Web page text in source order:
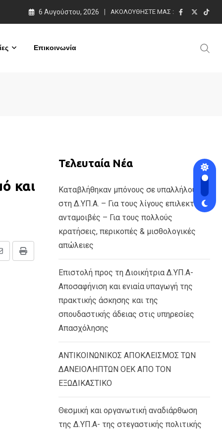
6 Αυγούστου, 2026 ΑΚΟΛΟΥΘΉΣΤΕ ΜΑΣ :
Επικοινωνία
και
Print
Τελευταία Νέα
Καταβλήθηκαν μπόνους σε υπαλλήλους
στη Δ.ΥΠ.Α. – Για τους λίγους επιλεκτικές
ανταμοιβές – Για τους πολλούς
κρατήσεις, περικοπές & μισθολογικές
απώλειες
Επιστολή προς τη Διοικήτρια Δ.ΥΠ.Α-
Αποσαφήνιση και ενιαία υπαγωγή της
πρακτικής άσκησης και της
σπουδαστικής άδειας στις υπηρεσίες
Απασχόλησης
ΑΝΤΙΚΟΙΝΩΝΙΚΟΣ ΑΠΟΚΛΕΙΣΜΟΣ ΤΩΝ
ΔΑΝΕΙΟΛΗΠΤΩΝ ΟΕΚ ΑΠΟ ΤΟΝ
ΕΞΩΔΙΚΑΣΤΙΚΟ
Θεσμική και οργανωτική αναδιάρθωση
της Δ.ΥΠ.Α- της στεγαστικής πολιτικής